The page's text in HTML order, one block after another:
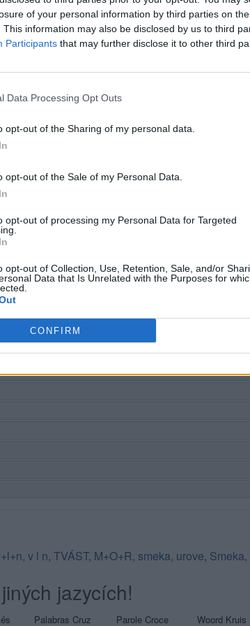
of your personal information by third parties on the
This information may also be disclosed by us to third
Participants that may further disclose it to other third
Data Processing Opt Outs
opt-out of the Sharing of my personal data.
opt-out of the Sale of my Personal Data.
opt-out of processing my Personal Data for Targeted
opt-out of Collection, Use, Retention, Sale, and/or
Data that Is Unrelated with the Purposes for
CONFIRM
Vyberte své
ale doporučujeme použít vyhledávání podle
, v l n, TVÁST, M+O+R, smeka, urove, Smeka,
jazycích!
Palabras Cruz Parole Croce Woord Kruis